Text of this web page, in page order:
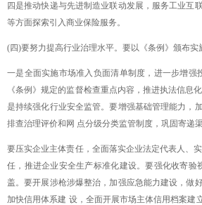
四是推动快递与先进制造业联动发展，服务工业互
等方面探索引入商业保险服务。
(四)要努力提高行业治理水平。要以《条例》颁布
一是全面实施市场准入负面清单制度，进一步增
《条例》规定的监督检查重点内容，推进执法信
是持续强化行业安全监管。要增强基础管理能力，
排查治理评价和网 点分级分类监管制度，巩固寄递
要压实企业主体责任，全面落实企业法定代表人、
任，推进企业安全生产标准化建设。要强化收寄
盖。要开展涉枪涉爆整治，加强应急能力建设，做
加快信用体系建 设，全面开展市场主体信用档案建